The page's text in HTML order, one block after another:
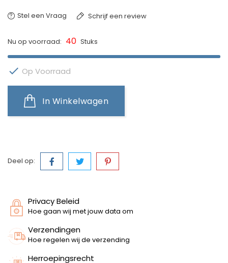
Stel een Vraag Schrijf een review
Nu op voorraad: 40 Stuks
 Op Voorraad
In Winkelwagen
Deel op:
Privacy Beleid
Hoe gaan wij met jouw data om
Verzendingen
Hoe regelen wij de verzending
Herroepingsrecht